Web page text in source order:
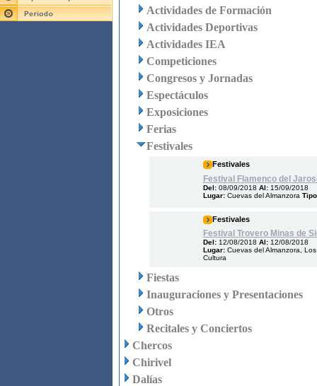
Actividades de Formación
Actividades Deportivas
Actividades IEA
Competiciones
Congresos y Jornadas
Espectáculos
Exposiciones
Ferias
Festivales
Festivales
Festival Flamenco del
Del: 08/09/2018 Al: 15/09/2018
Lugar: Cuevas del Almanzora
Festivales
Festival Trovero Minas de
Del: 12/08/2018 Al: 12/08/2018
Lugar: Cuevas del Almanzora,
Cultura
Fiestas
Inauguraciones y Presentaciones
Otros
Recitales y Conciertos
Chercos
Chirivel
Dalías